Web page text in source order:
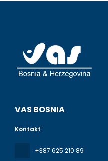
VAS BOSNIA
Kontakt
+387 625 210 89